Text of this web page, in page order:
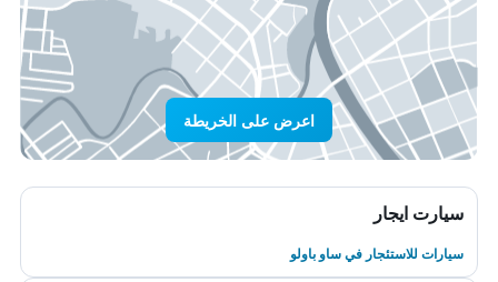
اعرض على الخريطة
سيارت ايجار
سيارات للاستئجار في ساو باولو